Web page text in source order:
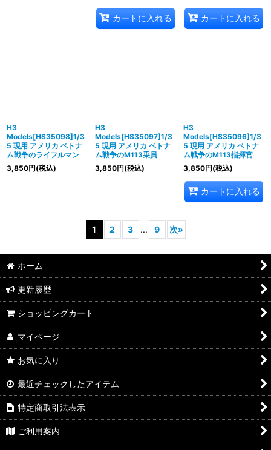
カートに入れる カートに入れる
H3
Models[HS35098]1/3
5 現用 アメリカ ベトナ
ム戦争のライフルマン
3,850円(税込)
H3
Models[HS35097]1/3
5 現用 アメリカ ベトナ
ム戦争のM113乗員
3,850円(税込)
H3
Models[HS35096]1/3
5 現用 アメリカ ベトナ
ム戦争のM113指揮官
3,850円(税込)
カートに入れる
1 2 3 ... 9 次»
ホーム
更新履歴
ショッピングカート
マイページ
お気に入り
最近チェックしたアイテム
特定商取引法表示
ご利用案内